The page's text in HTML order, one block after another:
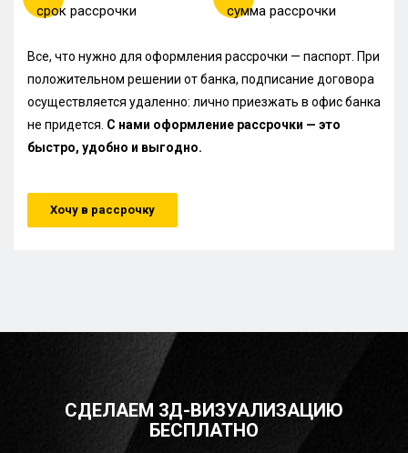
срок рассрочки сумма рассрочки
Все, что нужно для оформления рассрочки — паспорт. При
положительном решении от банка, подписание договора
осуществляется удаленно: лично приезжать в офис банка
не придется. С нами оформление рассрочки — это
быстро, удобно и выгодно.
Хочу в рассрочку
СДЕЛАЕМ 3Д-ВИЗУАЛИЗАЦИЮ
БЕСПЛАТНО